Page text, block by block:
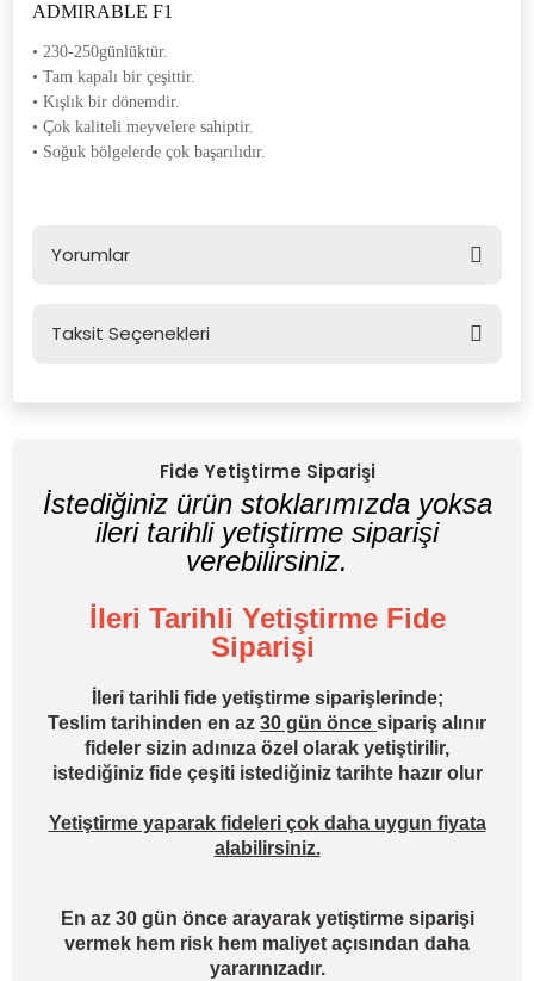
ADMIRABLE F1
• 230-250günlüktür.
• Tam kapalı bir çeşittir.
• Kışlık bir dönemdir.
• Çok kaliteli meyvelere sahiptir.
• Soğuk bölgelerde çok başarılıdır.
Yorumlar
Taksit Seçenekleri
Fide Yetiştirme Siparişi
İstediğiniz ürün stoklarımızda yoksa
ileri tarihli yetiştirme siparişi
verebilirsiniz.
İleri Tarihli Yetiştirme Fide
Siparişi
İleri tarihli fide yetiştirme siparişlerinde;
Teslim tarihinden en az 30 gün önce sipariş alınır
fideler sizin adınıza özel olarak yetiştirilir,
istediğiniz fide çeşiti istediğiniz tarihte hazır olur
Yetiştirme yaparak fideleri çok daha uygun fiyata
alabilirsiniz.
En az 30 gün önce arayarak yetiştirme siparişi
vermek hem risk hem maliyet açısından daha
yararınızadır.